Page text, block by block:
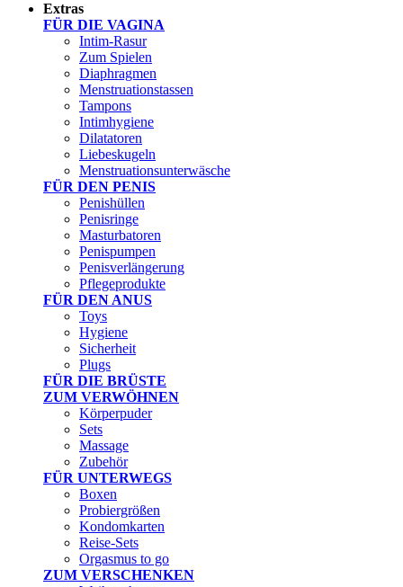
Extras
FÜR DIE VAGINA
Intim-Rasur
Zum Spielen
Diaphragmen
Menstruationstassen
Tampons
Intimhygiene
Dilatatoren
Liebeskugeln
Menstruationsunterwäsche
FÜR DEN PENIS
Penishüllen
Penisringe
Masturbatoren
Penispumpen
Penisverlängerung
Pflegeprodukte
FÜR DEN ANUS
Toys
Hygiene
Sicherheit
Plugs
FÜR DIE BRÜSTE
ZUM VERWÖHNEN
Körperpuder
Sets
Massage
Zubehör
FÜR UNTERWEGS
Boxen
Probiergrößen
Kondomkarten
Reise-Sets
Orgasmus to go
ZUM VERSCHENKEN